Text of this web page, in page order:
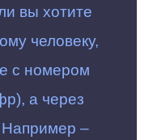
вы хотите
человеку,
с номером
а через
Например –